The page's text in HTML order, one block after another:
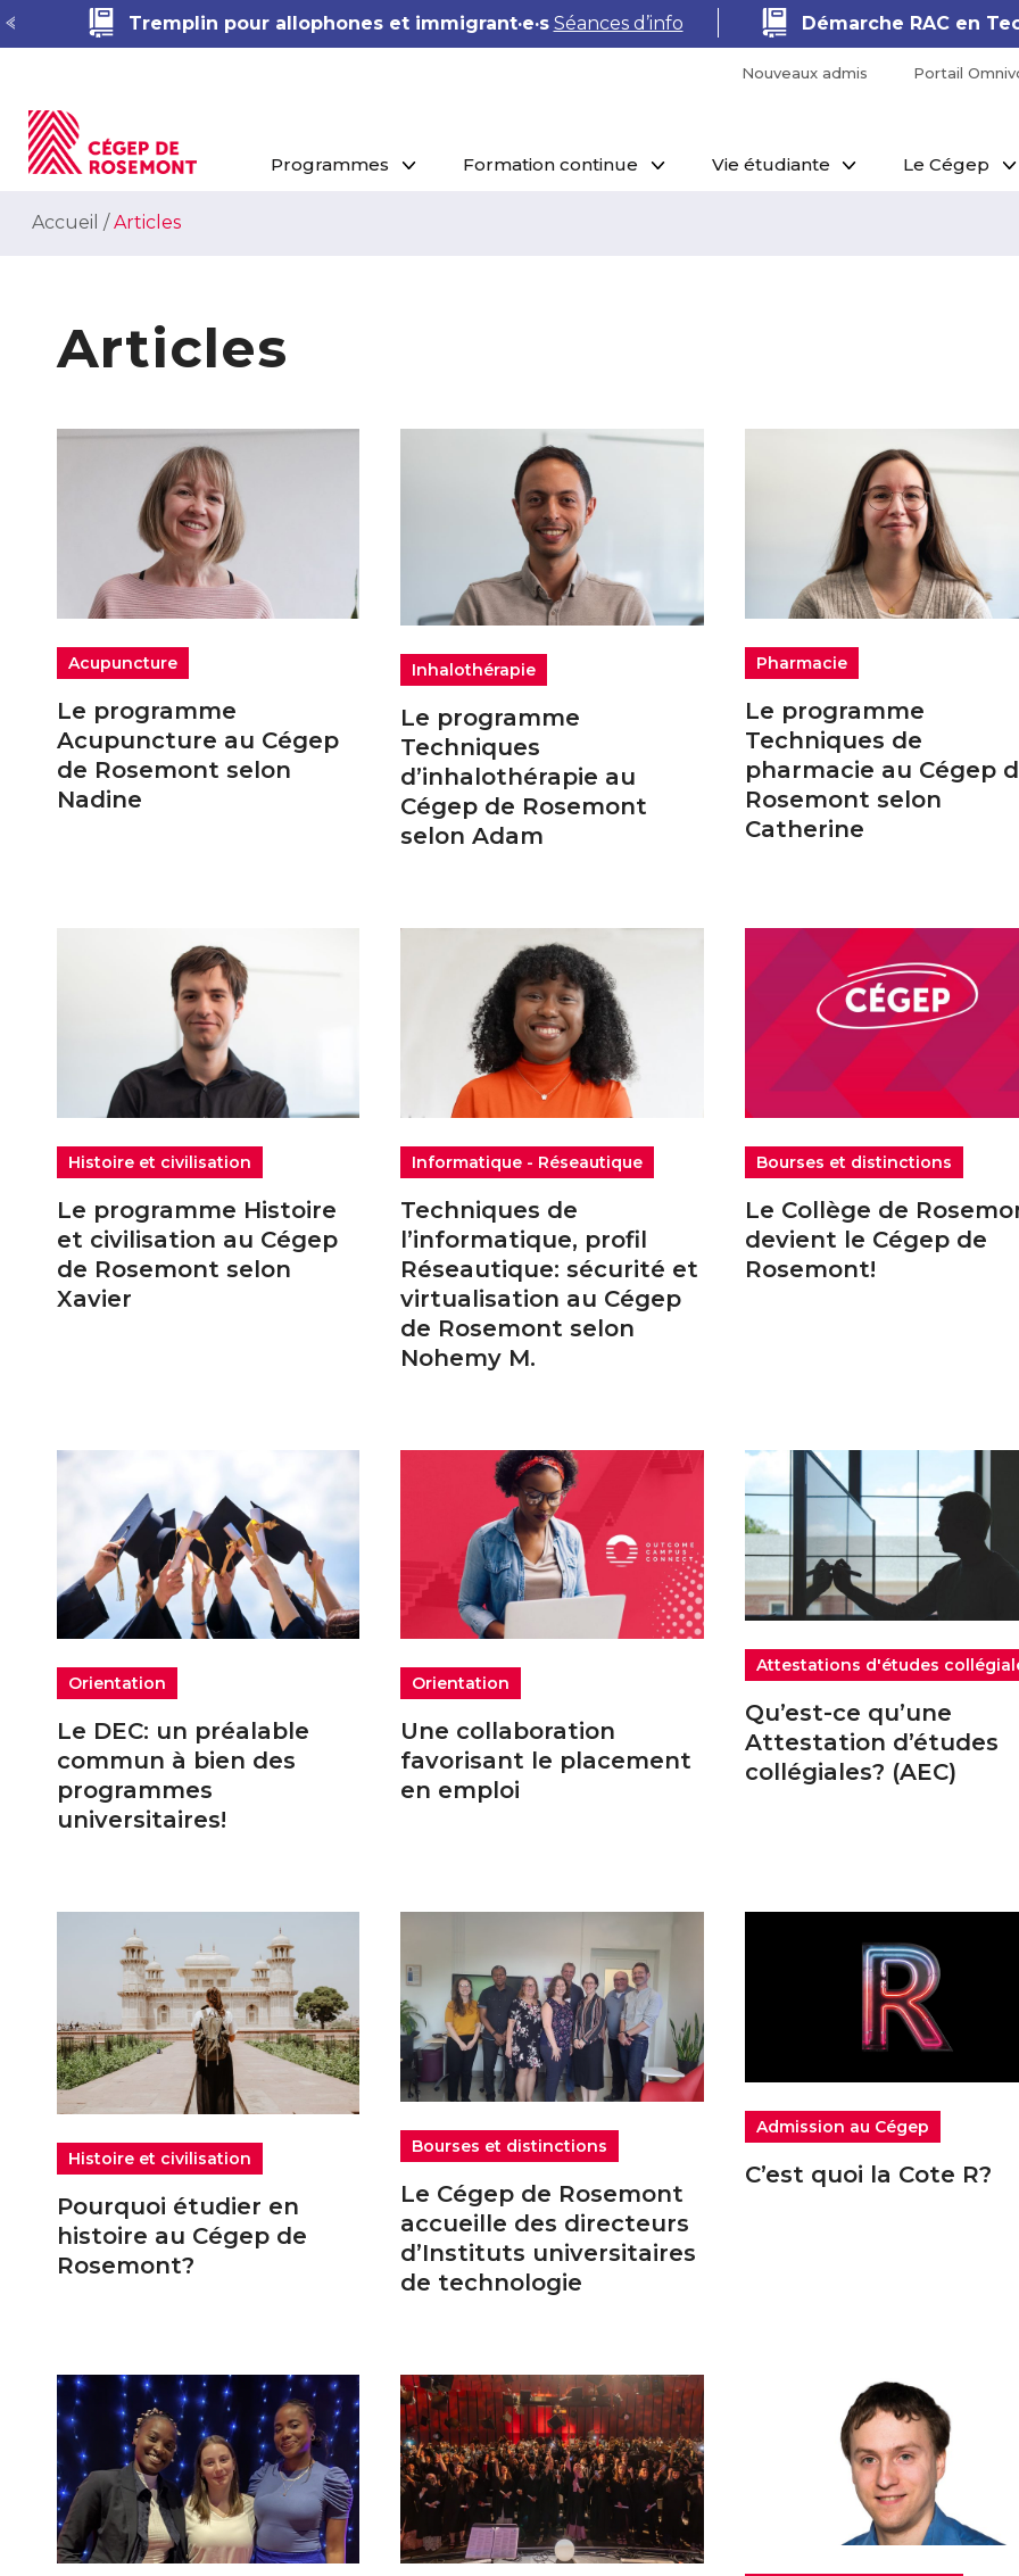
Tremplin pour allophones et immigrant·e·s Séances d’info Démarche RAC en
Nouveaux admis Portail
Programmes Formation continue Vie étudiante Le Cégep
Accueil /Articles
Articles
Acupuncture
Le programme
Acupuncture au Cégep
de Rosemont selon
Nadine
Inhalothérapie
Le programme
Techniques
d’inhalothérapie au
Cégep de Rosemont
selon Adam
Pharmacie
Le programme
Techniques de
pharmacie au Cégep
Rosemont selon
Catherine
Histoire et civilisation
Le programme Histoire
et civilisation au Cégep
de Rosemont selon
Xavier
Informatique - Réseautique
Techniques de
l’informatique, profil
Réseautique: sécurité et
virtualisation au Cégep
de Rosemont selon
Nohemy M.
Bourses et distinctions
Le Collège de
devient le Cégep de
Rosemont!
Orientation
Le DEC: un préalable
commun à bien des
programmes
universitaires!
Orientation
Une collaboration
favorisant le placement
en emploi
Attestations d'études
Qu’est-ce qu’une
Attestation d’études
collégiales? (AEC)
Histoire et civilisation
Pourquoi étudier en
histoire au Cégep de
Rosemont?
Bourses et distinctions
Le Cégep de Rosemont
accueille des directeurs
d’Instituts universitaires
de technologie
Admission au Cégep
C’est quoi la Cote R?